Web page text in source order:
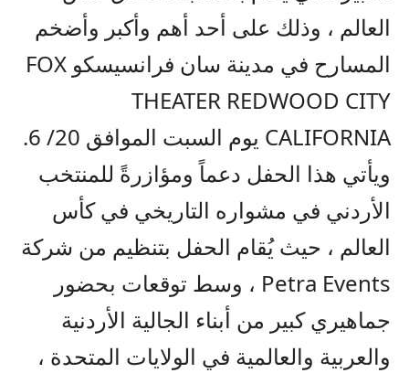
العالم ، وذلك على أحد أهم وأكبر وأضخم
المسارح في مدينة سان فرانسيسكو FOX
THEATER REDWOOD CITY
CALIFORNIA يوم السبت الموافق 20/ 6.
ويأتي هذا الحفل دعماً ومؤازرةً للمنتخب
الأردني في مشواره التاريخي في كأس
العالم ، حيث يُقام الحفل بتنظيم من شركة
Petra Events ، وسط توقعات بحضور
جماهيري كبير من أبناء الجالية الأردنية
والعربية والعالمية في الولايات المتحدة ،